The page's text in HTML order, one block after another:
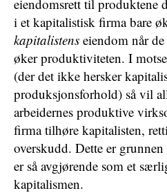
eiendomsrett til produktene
i et kapitalistisk firma bare
kapitalistens eiendom når
øker produktiviteten. I
(der det ikke hersker
produksjonsforhold) så vil
arbeidernes produktive
firma tilhøre kapitalisten,
overskudd. Dette er
er så avgjørende som et
kapitalismen.